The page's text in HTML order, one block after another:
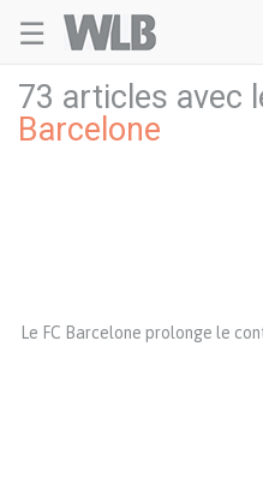
☰
73 articles avec
Barcelone
Le FC Barcelone prolonge le